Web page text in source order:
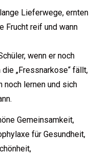
Lieferwege, ernten
Frucht reif und wann
wenn er noch
„Fressnarkose“ fällt,
noch lernen und sich
Gemeinsamkeit,
für Gesundheit,